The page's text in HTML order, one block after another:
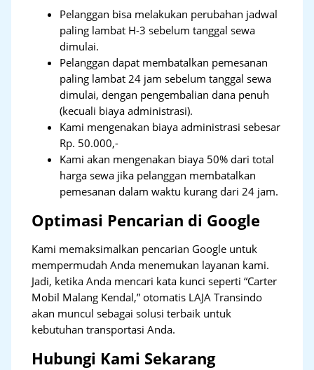
Pelanggan bisa melakukan perubahan jadwal
paling lambat H-3 sebelum tanggal sewa
dimulai.
Pelanggan dapat membatalkan pemesanan
paling lambat 24 jam sebelum tanggal sewa
dimulai, dengan pengembalian dana penuh
(kecuali biaya administrasi).
Kami mengenakan biaya administrasi sebesar
Rp. 50.000,-
Kami akan mengenakan biaya 50% dari total
harga sewa jika pelanggan membatalkan
pemesanan dalam waktu kurang dari 24 jam.
Optimasi Pencarian di Google
Kami memaksimalkan pencarian Google untuk
mempermudah Anda menemukan layanan kami.
Jadi, ketika Anda mencari kata kunci seperti “Carter
Mobil Malang Kendal,” otomatis LAJA Transindo
akan muncul sebagai solusi terbaik untuk
kebutuhan transportasi Anda.
Hubungi Kami Sekarang